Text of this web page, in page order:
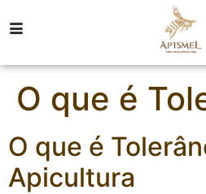
O que é
O que é
Apicultura